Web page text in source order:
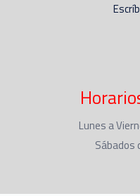
Lunes a
Sábados